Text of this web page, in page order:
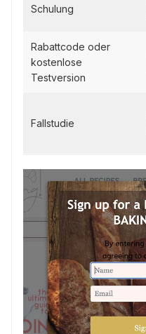
Schulung
Rabattcode oder
kostenlose
Testversion
Fallstudie